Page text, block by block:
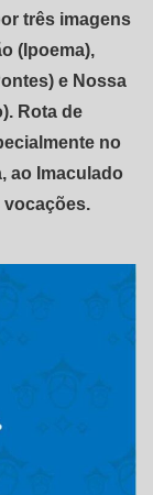
três imagens
(Ipoema),
e Nossa
Rota de
no
ao Imaculado
vocações.